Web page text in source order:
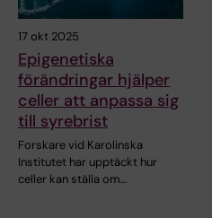
17 okt 2025
Epigenetiska
förändringar hjälper
celler att anpassa sig
till syrebrist
Forskare vid Karolinska
Institutet har upptäckt hur
celler kan ställa om…